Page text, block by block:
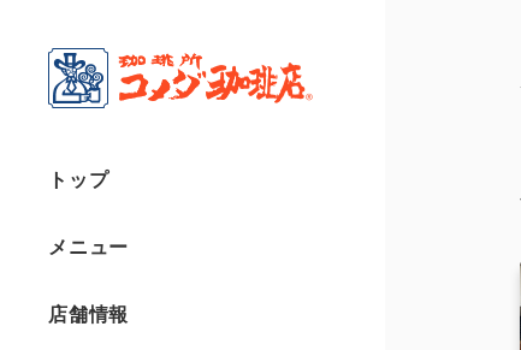
トップ
メニュー
店舗情報